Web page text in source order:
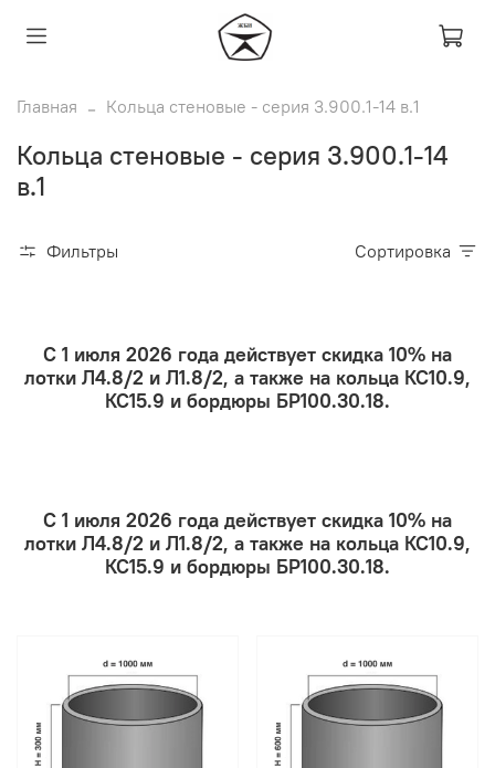
Главная Кольца стеновые - серия 3.900.1-14 в.1
Кольца стеновые - серия 3.900.1-14
в.1
Фильтры Сортировка
С 1 июля 2026 года действует скидка 10% на
лотки Л4.8/2 и Л1.8/2, а также на кольца КС10.9,
КС15.9 и бордюры БР100.30.18.
С 1 июля 2026 года действует скидка 10% на
лотки Л4.8/2 и Л1.8/2, а также на кольца КС10.9,
КС15.9 и бордюры БР100.30.18.